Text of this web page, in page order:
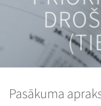
Pasākuma